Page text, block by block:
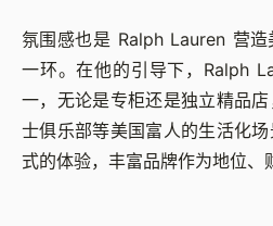
氛围感也是 Ralph Lauren 营
一环。在他的引导下，Ralph
一，无论是专柜还是独立精品
士俱乐部等美国富人的生活化
式的体验，丰富品牌作为地位、